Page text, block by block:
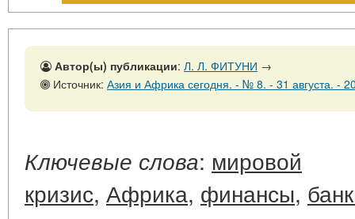
Автор(ы) публикации: Л. Л. ФИТУНИ →
Источник: Азия и Африка сегодня. - № 8. - 31 августа. -
Ключевые слова: мировой
кризис, Африка, финансы,